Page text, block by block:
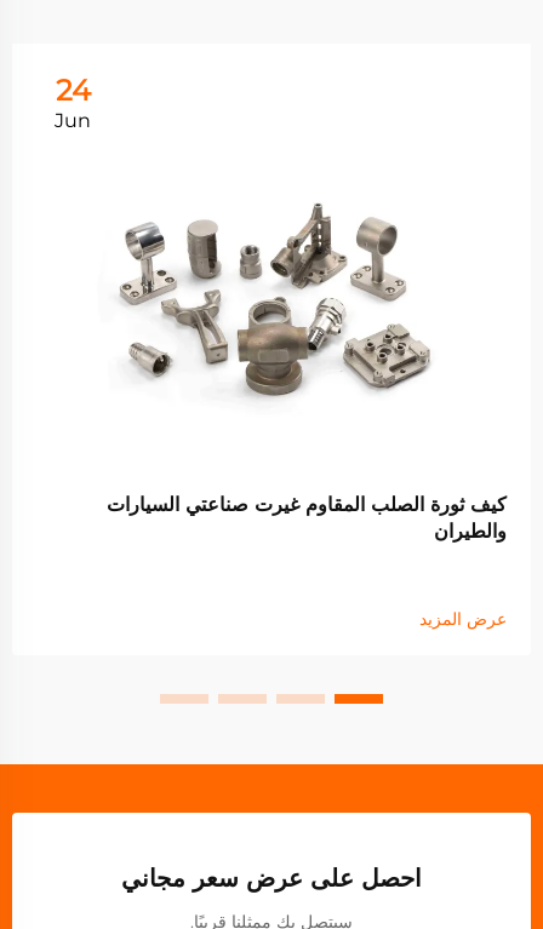
24
Jun
كيف ثورة الصلب المقاوم غيرت صناعتي السيارات
والطيران
عرض المزيد
احصل على عرض سعر مجاني
سيتصل بك ممثلنا قريبًا.